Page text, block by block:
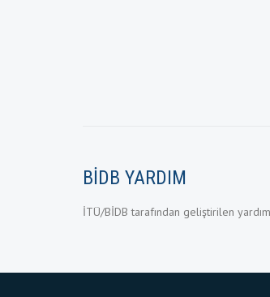
BİDB YARDIM
İTÜ/BİDB tarafından geliştirilen